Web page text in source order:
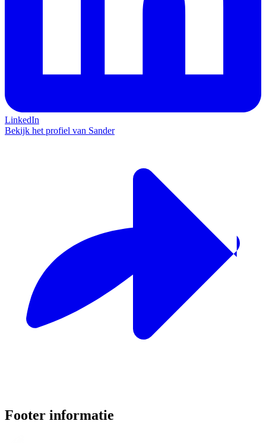
LinkedIn
Bekijk het profiel van Sander
Footer informatie